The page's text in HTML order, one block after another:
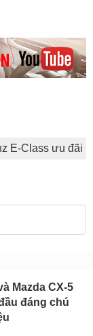
E-Class ưu đãi
Mazda CX-5
đáng chú